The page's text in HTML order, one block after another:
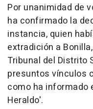
Por unanimidad de
ha confirmado la
instancia, quien
extradición a
Tribunal del Distrito
presuntos vínculos
como ha informado
Heraldo'.